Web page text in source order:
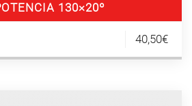
POTENCIA 130×20º
40,50€